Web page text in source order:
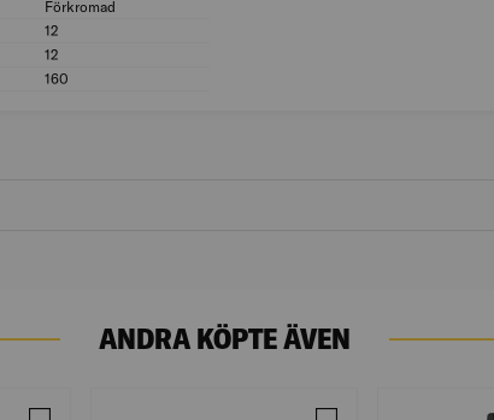
Förkromad
12
12
160
ANDRA KÖPTE ÄVEN